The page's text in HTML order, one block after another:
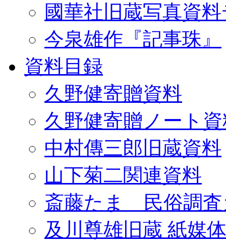
國華社旧蔵写真資
今泉雄作『記事珠』
資料目録
久野健寄贈資料
久野健寄贈ノート
中村傳三郎旧蔵資料
山下菊二関連資料
斎藤たま 民俗調査
及川尊雄旧蔵 紙媒